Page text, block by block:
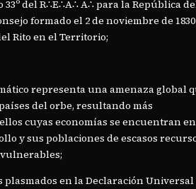
33º del R∴E∴A∴ A∴ para la República
formado el 2 de noviembre de
Rito en el Territorio;
representa una amenaza global
del orbe, resultando más
cuyas economías se encuentran en
y sus poblaciones de escasos
plasmados en la Declaración Universal